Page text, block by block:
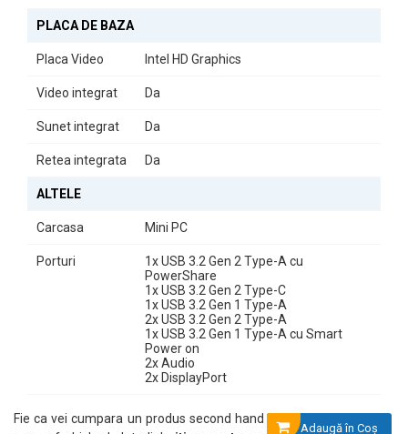
Experiență de Utilizare
Windows 11 Homepreinstalat, veți beneficia de cele mai
că sunteți mereu la curent cu tehnologia modernă.
Calculatorul Refurbished DELL OptiPlex 7080 Mini PC este
compact și fiabil, perfect pentru orice mediu de lucru sau acasă.
PLACA DE BAZA
Placa Video Intel HD Graphics
Video integrat Da
Sunet integrat Da
Retea integrata Da
ALTELE
Carcasa Mini PC
Porturi
1x USB 3.2 Gen 2 Type-A cu
PowerShare
1x USB 3.2 Gen 2 Type-C
1x USB 3.2 Gen 1 Type-A
2x USB 3.2 Gen 2 Type-A
1x USB 3.2 Gen 1 Type-A cu Smart
Power on
2x Audio
2x DisplayPort
Adaugă în Coş
Fie ca vei cumpara un produs second hand